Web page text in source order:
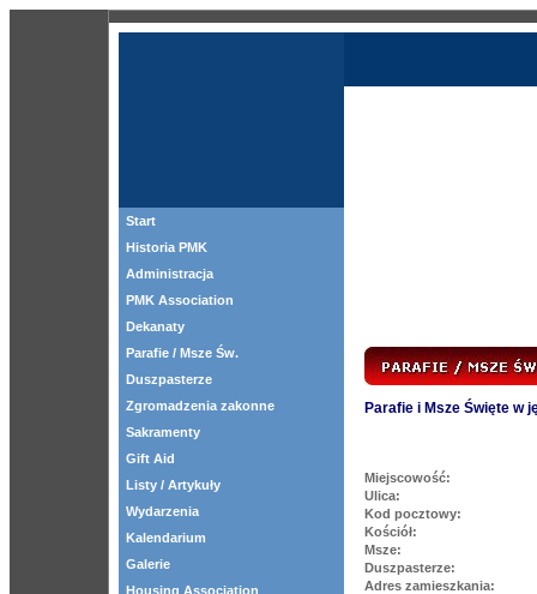
Start
Historia PMK
Administracja
PMK Association
Dekanaty
Parafie / Msze Św.
Duszpasterze
Zgromadzenia zakonne
Sakramenty
Gift Aid
Listy / Artykuły
Wydarzenia
Kalendarium
Galerie
Housing Association
Parafie i Msze Święte w
Miejscowość:
Ulica:
Kod pocztowy:
Kościół:
Msze:
Duszpasterze:
Adres zamieszkania: